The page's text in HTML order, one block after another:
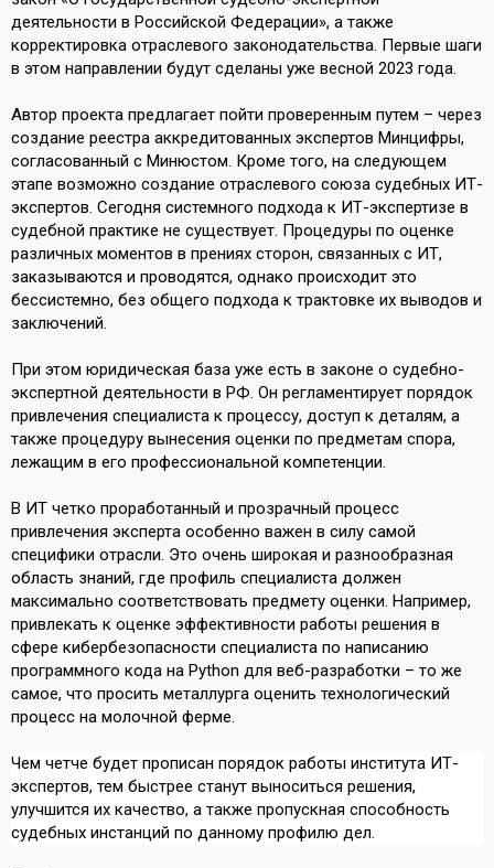
деятельности в Российской Федерации», а также
корректировка отраслевого законодательства. Первые шаги
в этом направлении будут сделаны уже весной 2023 года.
Автор проекта предлагает пойти проверенным путем – через
создание реестра аккредитованных экспертов Минцифры,
согласованный с Минюстом. Кроме того, на следующем
этапе возможно создание отраслевого союза судебных ИТ-
экспертов. Сегодня системного подхода к ИТ-экспертизе в
судебной практике не существует. Процедуры по оценке
различных моментов в прениях сторон, связанных с ИТ,
заказываются и проводятся, однако происходит это
бессистемно, без общего подхода к трактовке их выводов и
заключений.
При этом юридическая база уже есть в законе о судебно-
экспертной деятельности в РФ. Он регламентирует порядок
привлечения специалиста к процессу, доступ к деталям, а
также процедуру вынесения оценки по предметам спора,
лежащим в его профессиональной компетенции.
В ИТ четко проработанный и прозрачный процесс
привлечения эксперта особенно важен в силу самой
специфики отрасли. Это очень широкая и разнообразная
область знаний, где профиль специалиста должен
максимально соответствовать предмету оценки. Например,
привлекать к оценке эффективности работы решения в
сфере кибербезопасности специалиста по написанию
программного кода на Python для веб-разработки – то же
самое, что просить металлурга оценить технологический
процесс на молочной ферме.
Чем четче будет прописан порядок работы института ИТ-
экспертов, тем быстрее станут выноситься решения,
улучшится их качество, а также пропускная способность
судебных инстанций по данному профилю дел.